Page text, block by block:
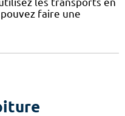
pouvez faire une